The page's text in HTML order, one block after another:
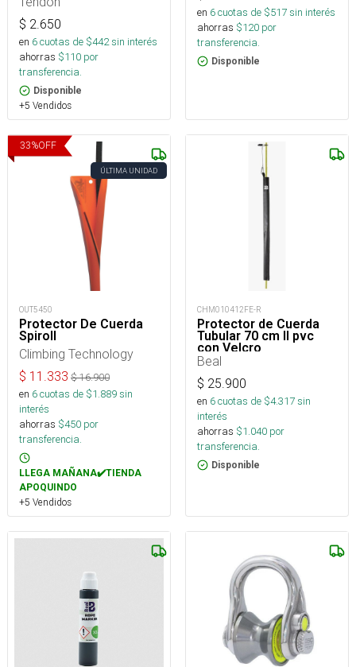
$ 2.650
en 6cuotas de $442sin interés
ahorras $110 por
transferencia.
Disponible
+5 Vendidos
en 6cuotas de $517sin interés
ahorras $120 por
transferencia.
Disponible
33%OFF
ÚLTIMA UNIDAD
OUT5450
Protector De Cuerda
Spiroll
Climbing Technology
$ 11.333 $16.900
en 6cuotas de $1.889sin
interés
ahorras $450 por
transferencia.
LLEGA MAÑANA✔️TIENDA
APOQUINDO
+5 Vendidos
CHM010412FE-R
Protector de Cuerda
Tubular 70 cm II pvc
con Velcro
Beal
$ 25.900
en 6cuotas de $4.317sin
interés
ahorras $1.040 por
transferencia.
Disponible